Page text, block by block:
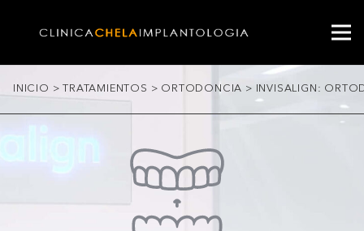
INICIO >TRATAMIENTOS > ORTODONCIA > INVISALIGN: